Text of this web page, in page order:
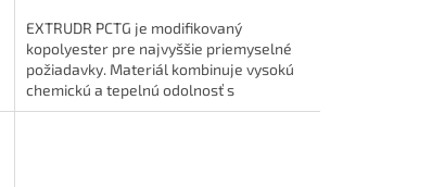
EXTRUDR PCTG je modifikovaný
kopolyester pre najvyššie priemyselné
požiadavky. Materiál kombinuje vysokú
chemickú a tepelnú odolnosť s
mechanickými vlastnosťami, ako je